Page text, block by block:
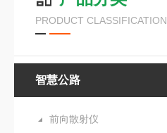
PRODUCT CLASSIFICATION
智慧公路
前向散射仪